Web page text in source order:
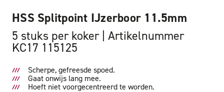
HSS Splitpoint IJzerboor 11.5mm
5 stuks per koker Artikelnummer
KC17 115125
Scherpe, gefreesde spoed.
Gaat onwijs lang mee.
Hoeft niet voorgecentreerd te worden.